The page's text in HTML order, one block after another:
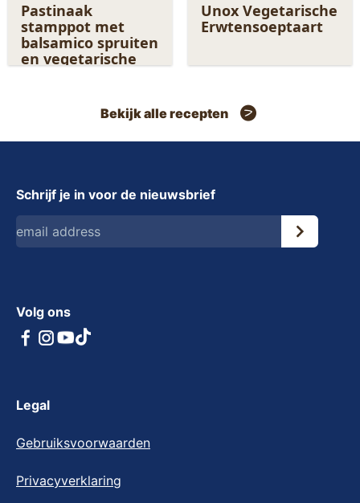
Pastinaak
stamppot met
balsamico spruiten
en vegetarische
Unox Vegetarische
Erwtensoeptaart
Bekijk alle recepten
Schrijf je in voor de nieuwsbrief
Volg ons
Legal
Gebruiksvoorwaarden
Privacyverklaring